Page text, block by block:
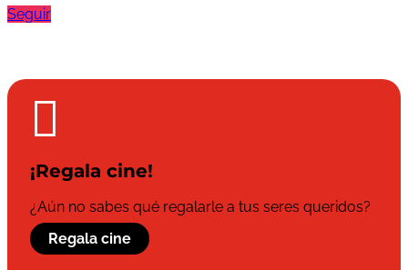
Seguir

¡Regala cine!
¿Aún no sabes qué regalarle a tus seres queridos?
Regala cine